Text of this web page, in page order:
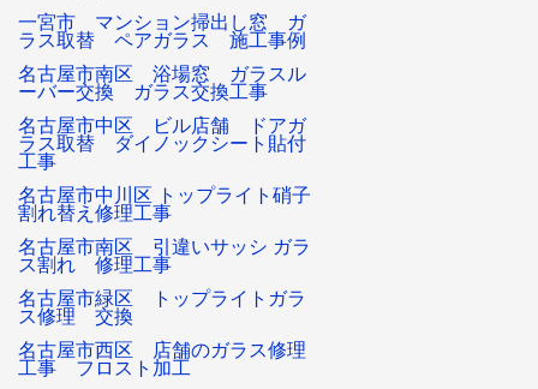
一宮市 マンション掃出し窓 ガ
ラス取替 ペアガラス 施工事例
名古屋市南区 浴場窓 ガラスル
ーバー交換 ガラス交換工事
名古屋市中区 ビル店舗 ドアガ
ラス取替 ダイノックシート貼付
工事
名古屋市中川区 トップライト硝子
割れ替え修理工事
名古屋市南区 引違いサッシ ガラ
ス割れ 修理工事
名古屋市緑区 トップライトガラ
ス修理 交換
名古屋市西区 店舗のガラス修理
工事 フロスト加工